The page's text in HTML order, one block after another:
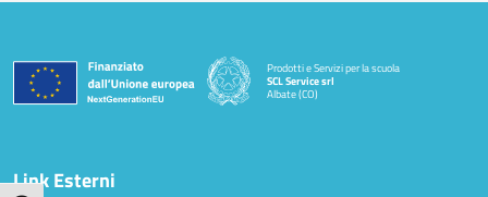
Prodotti e Servizi per la scuola
SCL Service srl
Albate (CO)
— Visita la pagina iniziale della scuola
Link Esterni